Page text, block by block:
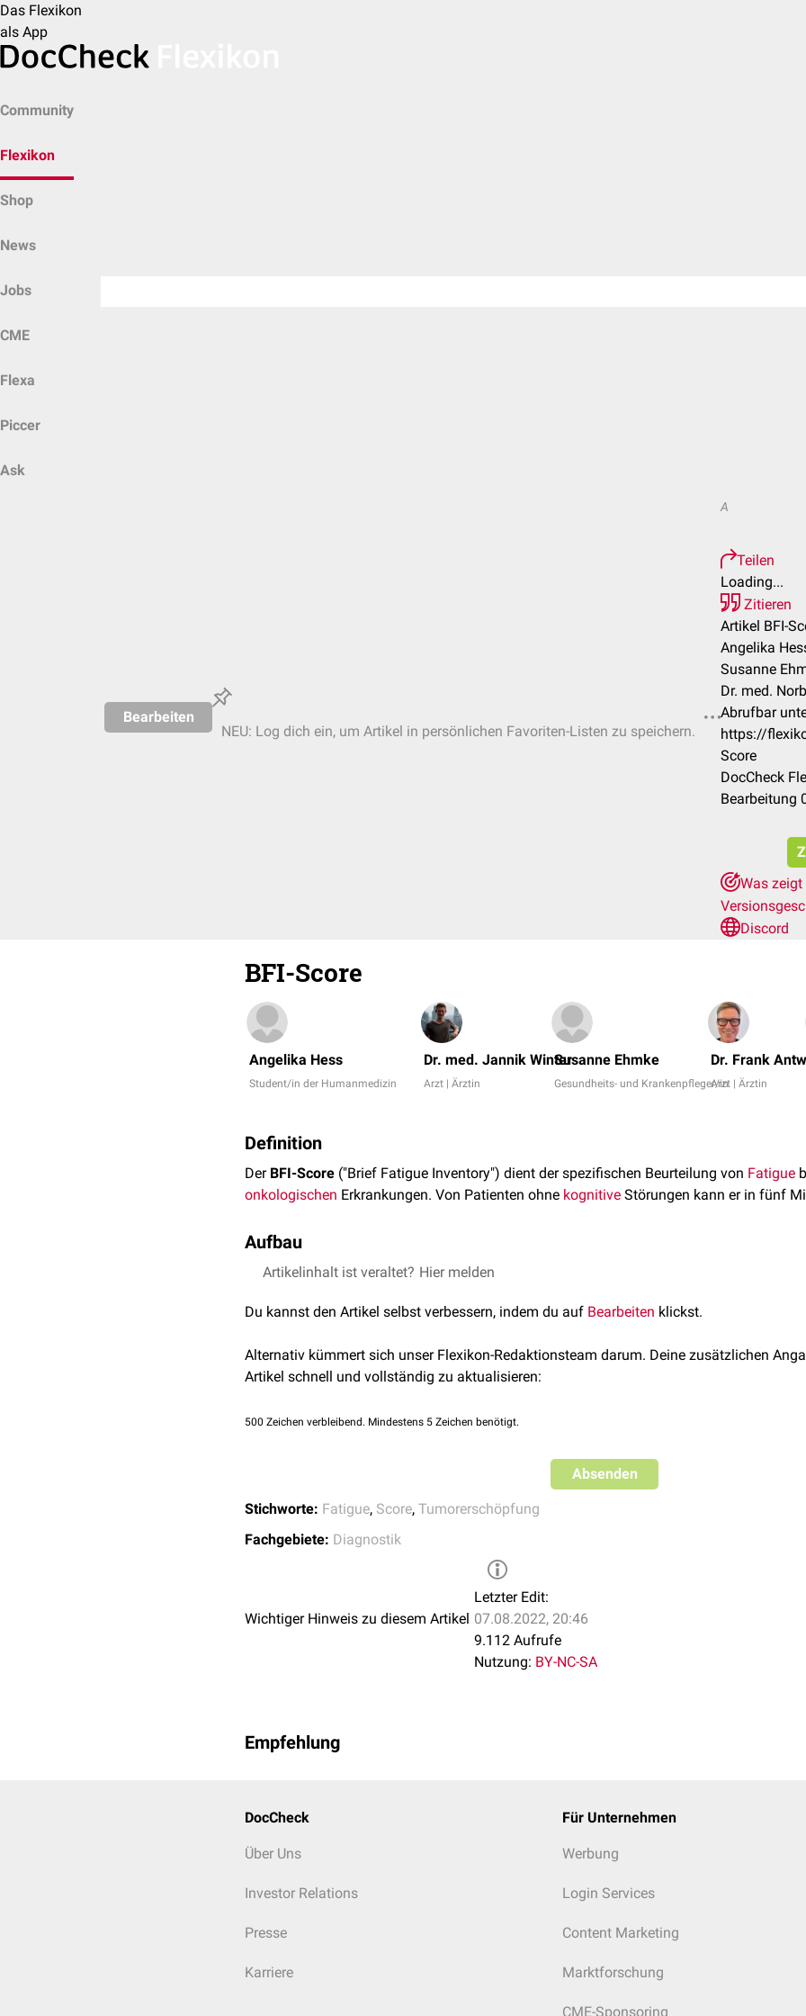
Das Flexikon
als App
Community
Flexikon
Shop
News
Jobs
CME
Flexa
Piccer
Ask
Bearbeiten
NEU: Log dich ein, um Artikel in persönlichen Favoriten-Listen zu speichern.
A
Teilen
Loading...
Zitieren
Artikel BFI-
Angelika
Susanne
Dr. med.
Abrufbar
https://
Score
DocCheck
Bearbeitung
Was zeigt
Discord
BFI-Score
Angelika Hess
Student/in der Humanmedizin
Dr. med. Jannik Winter
Arzt | Ärztin
Susanne Ehmke
Gesundheits- und Krankenpfleger/in
Dr. Frank
Arzt | Ärztin
Definition
Der BFI-Score ("Brief Fatigue Inventory") dient der spezifischen Beurteilung von Fatigue
onkologischen Erkrankungen. Von Patienten ohne kognitive Störungen kann er in fünf
Aufbau
Der Fragebogen umfasst zehn Items, die sechs Dimensionen erfassen: Aktivität,
und 40 Punkten auf eineFatigue bei Tumorpatienten(Cancer-related Fatigue, CrF)
Artikelinhalt ist veraltet? Hier melden
Du kannst den Artikel selbst verbessern, indem du auf Bearbeiten klickst.
Alternativ kümmert sich unser Flexikon-Redaktionsteam darum. Deine zusätzlichen
Artikel schnell und vollständig zu aktualisieren:
500 Zeichen verbleibend. Mindestens 5 Zeichen benötigt.
Absenden
Stichworte: Fatigue, Score, Tumorerschöpfung
Fachgebiete: Diagnostik
Wichtiger Hinweis zu diesem Artikel
Letzter Edit:
07.08.2022, 20:46
9.112 Aufrufe
Nutzung: BY-NC-SA
Empfehlung
DocCheck
Über Uns
Investor Relations
Presse
Karriere
Für Unternehmen
Werbung
Login Services
Content Marketing
Marktforschung
CME-Sponsoring